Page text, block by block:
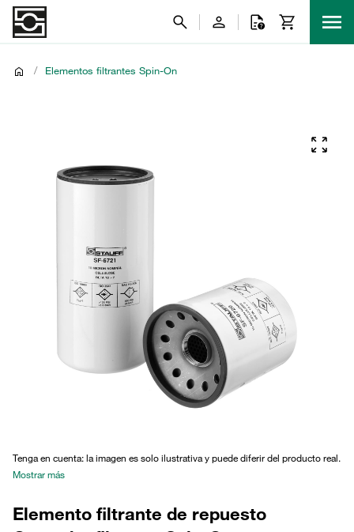
/ Elementos filtrantes Spin-On
Tenga en cuenta: la imagen es solo ilustrativa y puede diferir del producto real.
Mostrar más
Elemento filtrante de repuesto